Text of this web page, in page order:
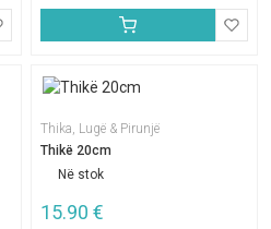
Thika, Lugë & Pirunjë
Thikë 20cm
Në stok
15.90 €